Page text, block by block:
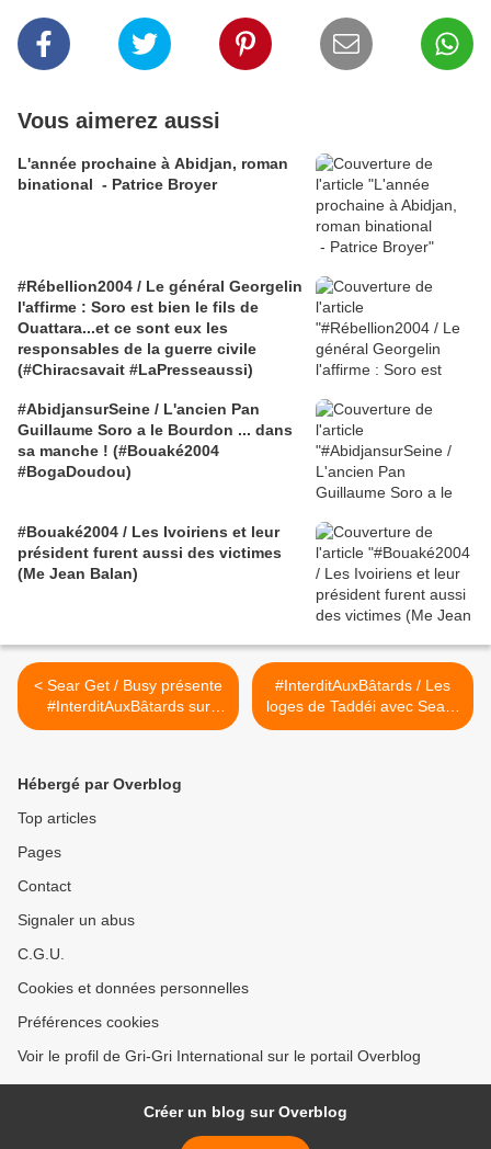
Vous aimerez aussi
L'année prochaine à Abidjan, roman
binational - Patrice Broyer
#Rébellion2004 / Le général Georgelin
l'affirme : Soro est bien le fils de
Ouattara...et ce sont eux les
responsables de la guerre civile
(#Chiracsavait #LaPresseaussi)
#AbidjansurSeine / L'ancien Pan
Guillaume Soro a le Bourdon ... dans
sa manche ! (#Bouaké2004
#BogaDoudou)
#Bouaké2004 / Les Ivoiriens et leur
président furent aussi des victimes
(Me Jean Balan)
< Sear Get / Busy présente
#InterditAuxBâtards sur
Générations
#InterditAuxBâtards / Les
loges de Taddéi avec Sear /
Get Busy 4/4/14 >
Hébergé par Overblog
Top articles
Pages
Contact
Signaler un abus
C.G.U.
Cookies et données personnelles
Préférences cookies
Voir le profil de Gri-Gri International sur le portail Overblog
Créer un blog sur Overblog